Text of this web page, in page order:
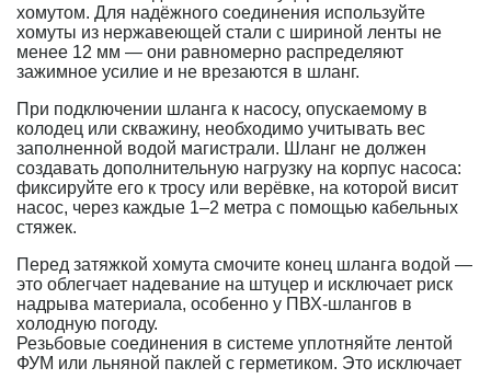
хомутом. Для надёжного соединения используйте
хомуты из нержавеющей стали с шириной ленты не
менее 12 мм — они равномерно распределяют
зажимное усилие и не врезаются в шланг.
При подключении шланга к насосу, опускаемому в
колодец или скважину, необходимо учитывать вес
заполненной водой магистрали. Шланг не должен
создавать дополнительную нагрузку на корпус насоса:
фиксируйте его к тросу или верёвке, на которой висит
насос, через каждые 1–2 метра с помощью кабельных
стяжек.
Перед затяжкой хомута смочите конец шланга водой —
это облегчает надевание на штуцер и исключает риск
надрыва материала, особенно у ПВХ-шлангов в
холодную погоду.
Резьбовые соединения в системе уплотняйте лентой
ФУМ или льняной паклей с герметиком. Это исключает